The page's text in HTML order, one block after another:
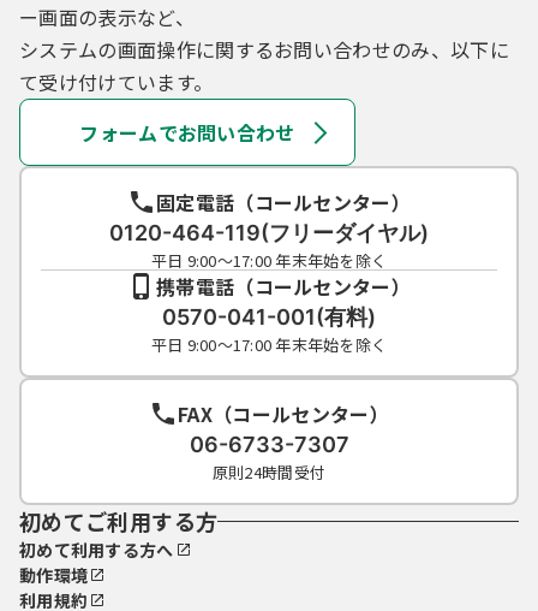
ー画面の表示など、
システムの画面操作に関するお問い合わせのみ、以下に
て受け付けています。
フォームでお問い合わせ
固定電話（コールセンター）
0120-464-119(フリーダイヤル)
平日 9:00～17:00 年末年始を除く
携帯電話（コールセンター）
0570-041-001(有料)
平日 9:00～17:00 年末年始を除く
FAX（コールセンター）
06-6733-7307
原則24時間受付
初めてご利用する方
初めて利用する方へ
動作環境
利用規約